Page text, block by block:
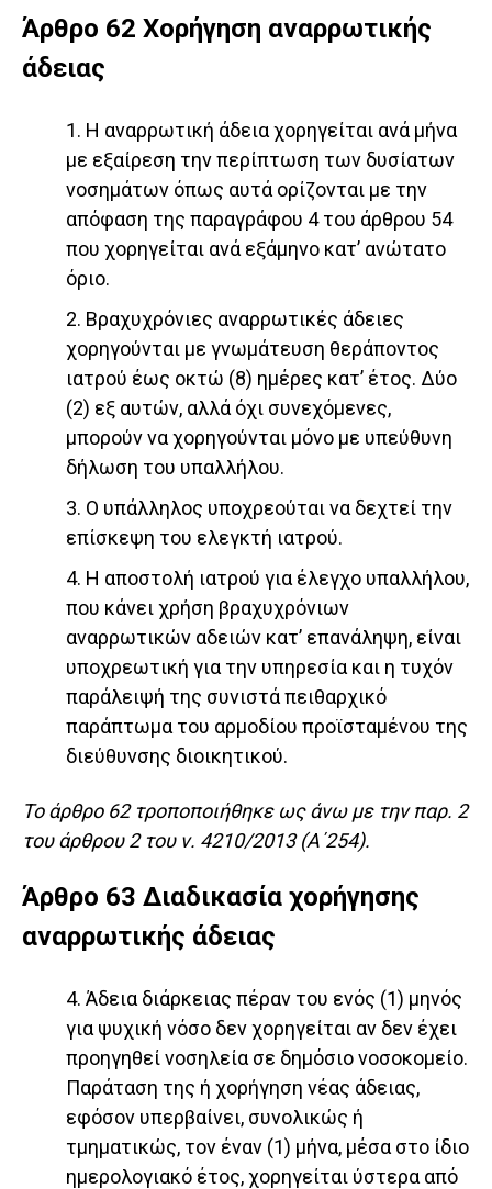
Άρθρο 62 Χορήγηση αναρρωτικής
άδειας
1. Η αναρρωτική άδεια χορηγείται ανά μήνα
με εξαίρεση την περίπτωση των δυσίατων
νοσημάτων όπως αυτά ορίζονται με την
απόφαση της παραγράφου 4 του άρθρου 54
που χορηγείται ανά εξάμηνο κατ’ ανώτατο
όριο.
2. Βραχυχρόνιες αναρρωτικές άδειες
χορηγούνται με γνωμάτευση θεράποντος
ιατρού έως οκτώ (8) ημέρες κατ’ έτος. Δύο
(2) εξ αυτών, αλλά όχι συνεχόμενες,
μπορούν να χορηγούνται μόνο με υπεύθυνη
δήλωση του υπαλλήλου.
3. Ο υπάλληλος υποχρεούται να δεχτεί την
επίσκεψη του ελεγκτή ιατρού.
4. Η αποστολή ιατρού για έλεγχο υπαλλήλου,
που κάνει χρήση βραχυχρόνιων
αναρρωτικών αδειών κατ’ επανάληψη, είναι
υποχρεωτική για την υπηρεσία και η τυχόν
παράλειψή της συνιστά πειθαρχικό
παράπτωμα του αρμοδίου προϊσταμένου της
διεύθυνσης διοικητικού.
Το άρθρο 62 τροποποιήθηκε ως άνω με την παρ. 2
του άρθρου 2 του ν. 4210/2013 (Α΄254).
Άρθρο 63 Διαδικασία χορήγησης
αναρρωτικής άδειας
4. Άδεια διάρκειας πέραν του ενός (1) μηνός
για ψυχική νόσο δεν χορηγείται αν δεν έχει
προηγηθεί νοσηλεία σε δημόσιο νοσοκομείο.
Παράταση της ή χορήγηση νέας άδειας,
εφόσον υπερβαίνει, συνολικώς ή
τμηματικώς, τον έναν (1) μήνα, μέσα στο ίδιο
ημερολογιακό έτος, χορηγείται ύστερα από